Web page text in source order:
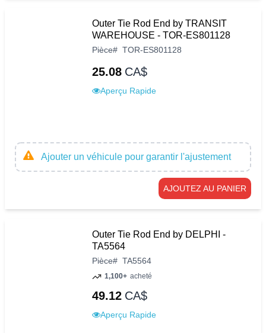
Outer Tie Rod End by TRANSIT
WAREHOUSE - TOR-ES801128
Pièce# TOR-ES801128
25.08 CA$
Aperçu Rapide
Ajouter un véhicule pour garantir l'ajustement
AJOUTEZ AU PANIER
Outer Tie Rod End by DELPHI -
TA5564
Pièce# TA5564
1,100+ acheté
49.12 CA$
Aperçu Rapide